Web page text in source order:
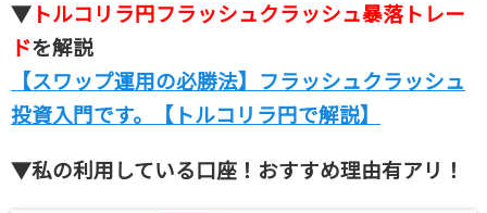
▼ トルコリラ円フラッシュクラッシュ暴落トレー
ドを解説
【スワップ運用の必勝法】フラッシュクラッシュ
投資入門です。【トルコリラ円で解説】
▼私の利用している口座！おすすめ理由有アリ！